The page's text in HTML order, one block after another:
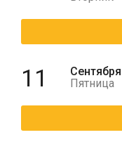
11
Сентября
Пятница